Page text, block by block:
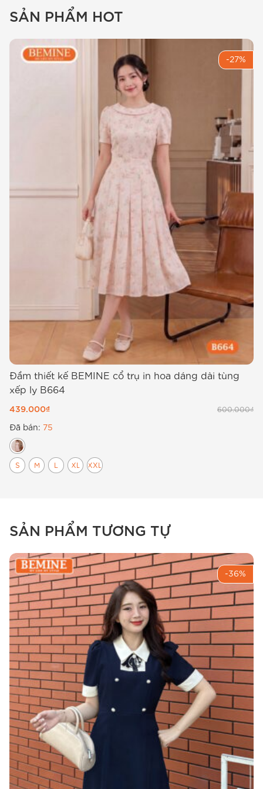
toàn một bộ trang phục từ đơn giản trở nên
hiện đại luôn tìm kiếm sự tối giản nhưng vẫn
phải giữ được nét sang trọng, đó là lý do
dây thắt lưng BEMINE cài hình chữ u kim
dây nịt nữ BEMINE
giúp tạo ra tỷ
lệ cơ thể cân đối, làm nổi bật đường cong vòng
eo một cách khéo léo. Đối với những bộ cánh có
form dáng rộng hoặc suông, một Chịếc
lưng BEMINE D2sẽ là điểm nhấn thắt nút hoàn
hảo để định hình phong cách, giúp Chị trông
gọn gàng và chỉn chu hơn trong mắt đồng
nghiệp và đối tác.
Điểm nhấn vòng eo với thắt lưng BEMINE D2 khóa chữ
U.
Chị tiết sản phẩm dây thắt lưng
BEMINE cài hình chữ u kim loại d2
Chất liệu & cảm giác mặc
Sản phẩmdây thắt lưng BEMINE cài hình chữ u
kim loại d2được chế tác từ chất liệu da PU cao
cấp. Đây là loại da có đặc tính mềm mại, dẻo
dai, mang lại cảm giác thoải mái khi sử dụng
suốt cả ngày dài tại văn phòng. Khác với các
loại da cứng gây cảm giác khó chịu khi
SẢN PHẨM HOT
-27%
Đầm thiết kế BEMINE cổ trụ in hoa dáng dài tùng
xếp ly B664
439.000₫ 600.000₫
Đã bán: 75
S M L XL XXL
SẢN PHẨM TƯƠNG TỰ
-36%